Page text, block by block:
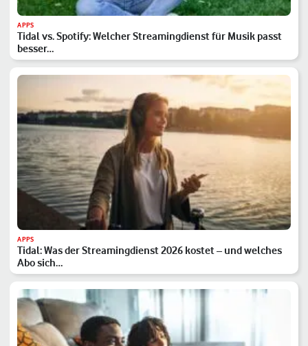
APPS
Tidal vs. Spotify: Welcher Streamingdienst für Musik passt
besser…
APPS
Tidal: Was der Streamingdienst 2026 kostet – und welches
Abo sich…